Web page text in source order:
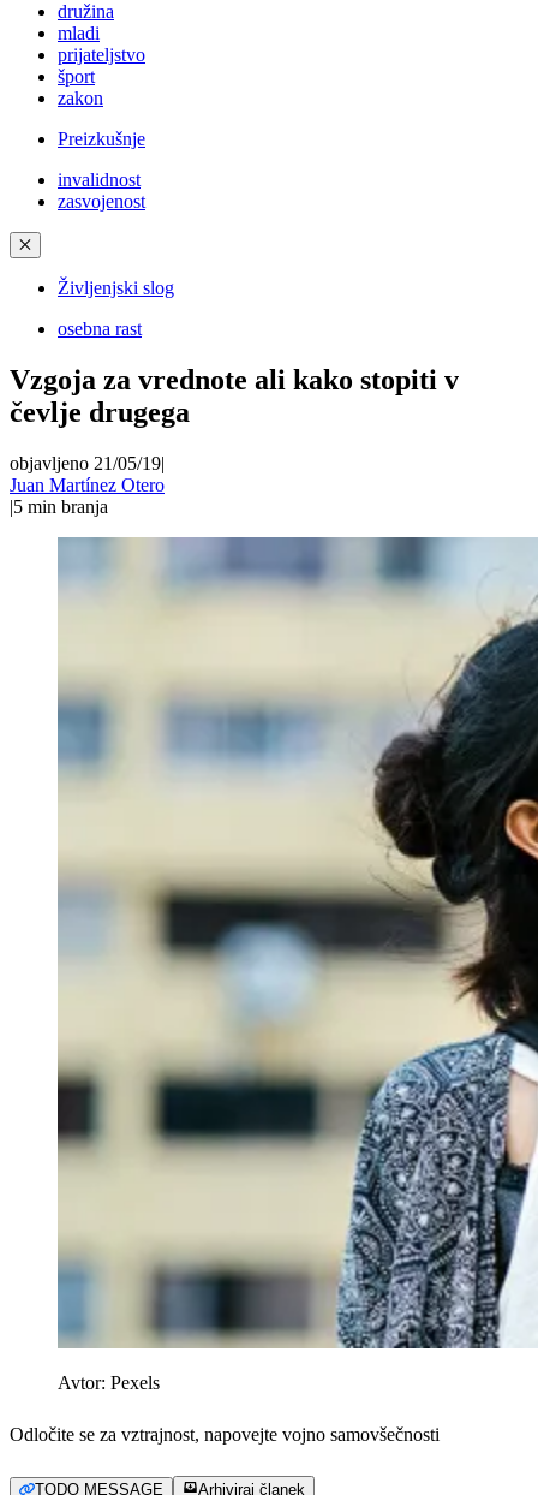
družina
mladi
prijateljstvo
šport
zakon
Preizkušnje
invalidnost
zasvojenost
✕
Življenjski slog
osebna rast
Vzgoja za vrednote ali kako stopiti v
čevlje drugega
objavljeno 21/05/19|
Juan Martínez Otero
|5 min branja
Avtor: Pexels
Odločite se za vztrajnost, napovejte vojno samovšečnosti
TODO MESSAGE Arhiviraj članek